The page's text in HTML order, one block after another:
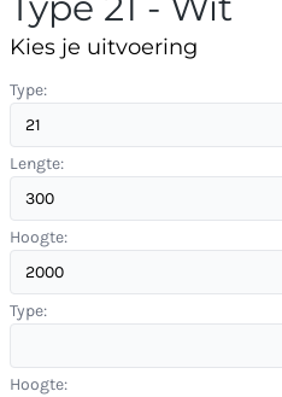
Kies je uitvoering
Type:
Lengte:
Hoogte:
Type:
Hoogte: